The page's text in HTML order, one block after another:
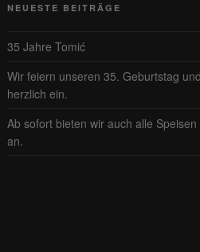
NEUESTE BEITRÄGE
35 Jahre Tomić
Wir feiern unseren 35. Geburtstag
herzlich ein.
Ab sofort bieten wir auch alle
an.